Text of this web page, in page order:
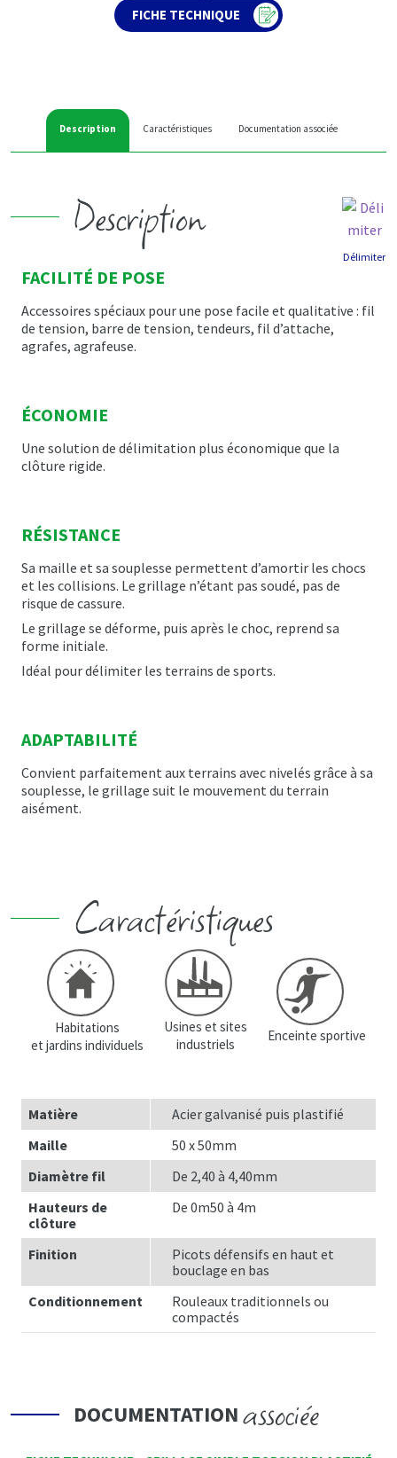
FICHE TECHNIQUE
Description Caractéristiques Documentation associée
Description
Délimiter
FACILITÉ DE POSE
Accessoires spéciaux pour une pose facile et qualitative : fil
de tension, barre de tension, tendeurs, fil d’attache,
agrafes, agrafeuse.
ÉCONOMIE
Une solution de délimitation plus économique que la
clôture rigide.
RÉSISTANCE
Sa maille et sa souplesse permettent d’amortir les chocs
et les collisions. Le grillage n’étant pas soudé, pas de
risque de cassure.
Le grillage se déforme, puis après le choc, reprend sa
forme initiale.
Idéal pour délimiter les terrains de sports.
ADAPTABILITÉ
Convient parfaitement aux terrains avec nivelés grâce à sa
souplesse, le grillage suit le mouvement du terrain
aisément.
Caractéristiques
Habitations
et jardins individuels
Usines et sites
industriels
Enceinte sportive
Matière
Acier galvanisé puis plastifié
Maille
50 x 50mm
Diamètre fil
De 2,40 à 4,40mm
Hauteurs de
clôture
De 0m50 à 4m
Finition
Picots défensifs en haut et
bouclage en bas
Conditionnement
Rouleaux traditionnels ou
compactés
DOCUMENTATIONassociée